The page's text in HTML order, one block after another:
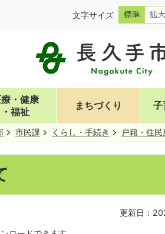
文字サイズ
療・健康
・福祉
まちづくり 子
市民課 くらし・手続き 戸籍・住
更新日：